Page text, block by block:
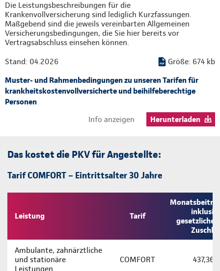
Die Leistungsbeschreibungen für die
Krankenvollversicherung sind lediglich Kurzfassungen.
Maßgebend sind die jeweils vereinbarten Allgemeinen
Versicherungsbedingungen, die Sie hier bereits vor
Vertragsabschluss einsehen können.
Stand: 04.2026
Größe: 674 kb
Muster- und Rahmenbedingungen zu unseren Tarifen für
krankheitskostenvollversicherte und beihilfeberechtige
Personen
Info anzeigen
Herunterladen
Das kostet die PKV für Angestellte:
Tarif COMFORT – Eintrittsalter 30 Jahre
Leistung Tarif
Ambulante, zahnärztliche
und stationäre
Leistungen
COMFORT 437,36